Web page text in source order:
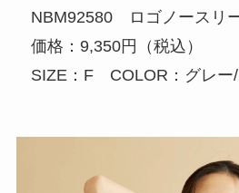
NBM92580 ロゴノースリ
価格：9,350円（税込）
SIZE：F COLOR：グレー